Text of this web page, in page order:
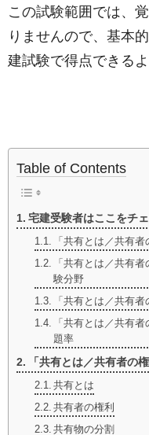
この試験範囲では、
りませんので、基本
建試験で得点できる
Table of Contents
宅建受験者はここをチェ
「共有とは／共有
「共有とは／共有
験分野
「共有とは／共有
「共有とは／共有
題率
「共有とは／共有者の
共有とは
共有者の権利
共有物の分割